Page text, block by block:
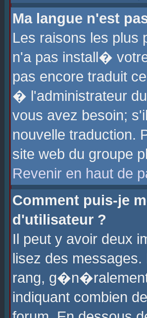
Ma langue n'est
Les raisons les plus
n'a pas install�
pas encore traduit
� l'administrateur
vous avez besoin;
nouvelle traduction.
site web du groupe
Revenir en haut de
Comment puis-je
d'utilisateur ?
Il peut y avoir deux
lisez des
rang,
indiquant combien